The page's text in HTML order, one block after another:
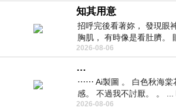
知其用意
招呼完後看著妳， 發現眼
胸肌， 有時像是看肚臍。
視線不對齊， 讓我很難不
2026-08-06
…
⋯⋯ Ai製圖 。 白色秋海棠
感。 不過我不討厭。 。
昨中
2026-08-06